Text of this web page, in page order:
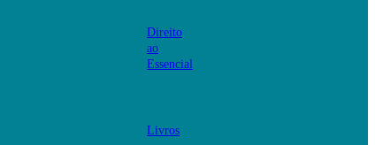
Direito
ao
Essencial
Livros